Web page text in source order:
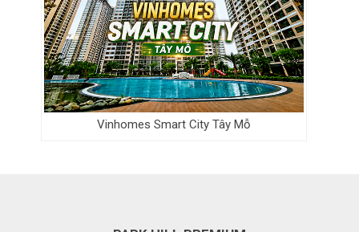
Vinhomes Smart City Tây Mỗ